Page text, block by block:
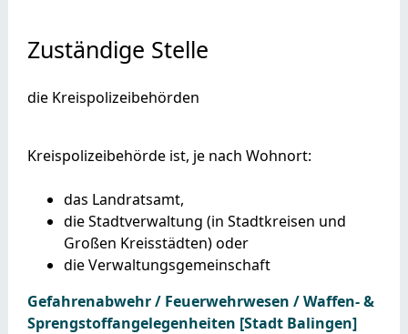
Zuständige Stelle
die Kreispolizeibehörden
Kreispolizeibehörde ist, je nach Wohnort:
das Landratsamt,
die Stadtverwaltung (in Stadtkreisen und
Großen Kreisstädten) oder
die Verwaltungsgemeinschaft
Gefahrenabwehr / Feuerwehrwesen / Waffen- &
Sprengstoffangelegenheiten [Stadt Balingen]